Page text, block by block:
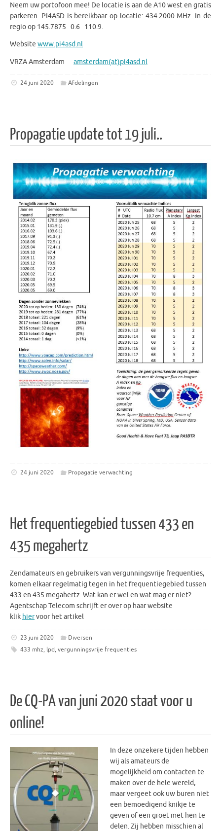
Neem uw portofoon mee! De locatie is aan de A10 west en gratis
parkeren. PI4ASD is bereikbaar op locatie: 434.2000 MHz. In de
regio op 145.7875 0.6 110.9.
Website www.pi4asd.nl
VRZA Amsterdam amsterdam(at)pi4asd.nl
24 juni 2020 Afdelingen
Propagatie update tot 19 juli..
24 juni 2020 Propagatie verwachting
Het frequentiegebied tussen 433 en
435 megahertz
Zendamateurs en gebruikers van vergunningsvrije frequenties,
komen elkaar regelmatig tegen in het frequentiegebied tussen
433 en 435 megahertz. Wat kan er wel en wat mag er niet?
Agentschap Telecom schrijft er over op haar website
klik hiervoor het artikel
23 juni 2020
Diversen
433 mhz, lpd, vergunningsvrije frequenties
De CQ-PA van juni 2020 staat voor u
online!
In deze onzekere tijden hebben
wij als amateurs de
mogelijkheid om contacten te
maken over de hele wereld,
maar vergeet ook uw buren niet
een bemoedigend knikje te
geven of een groet met hen te
delen. Zij hebben misschien al